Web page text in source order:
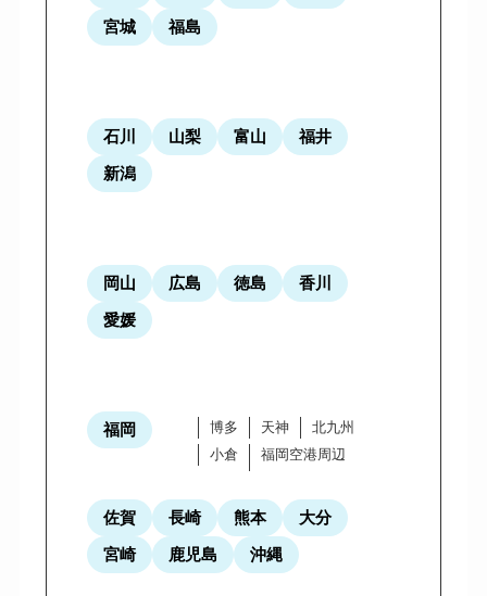
宮城
福島
石川 山梨 富山
福井
新潟
岡山 広島 徳島
香川
愛媛
福岡 博多 天神
北九州
小倉
福岡空港周辺
佐賀 長崎 熊本
大分
宮崎
鹿児島 沖縄